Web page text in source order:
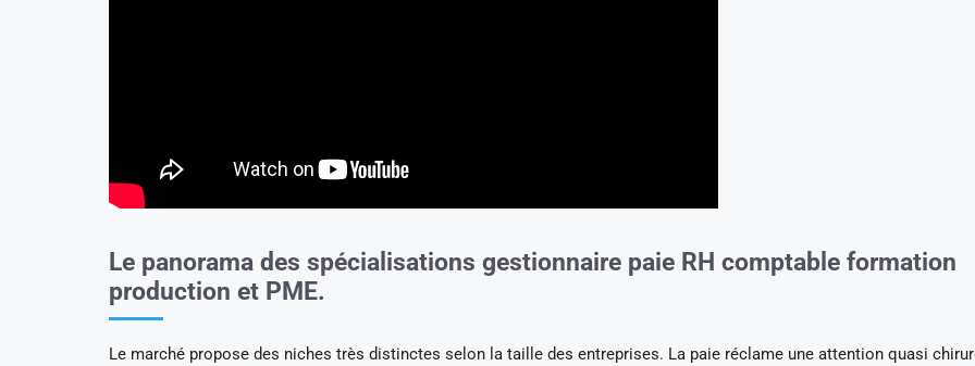
Le panorama des spécialisations gestionnaire paie RH comptable formation
production et PME.
Le marché propose des niches très distinctes selon la taille des entreprises. La paie réclame une attention quasi